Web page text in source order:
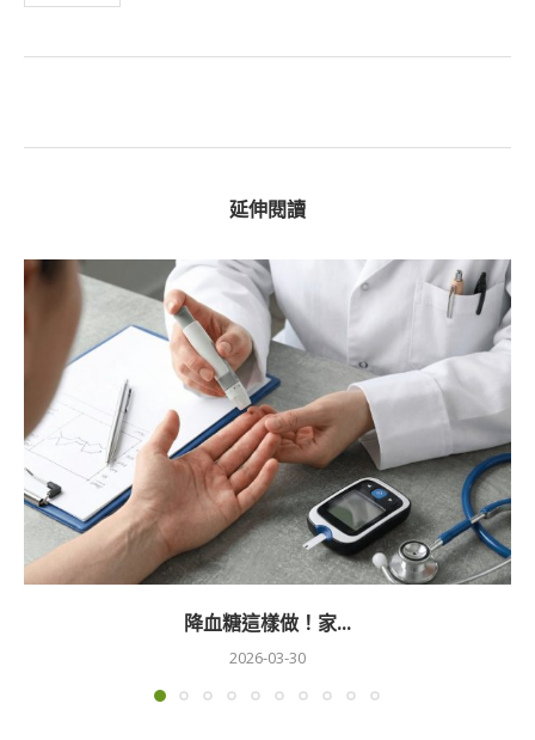
延伸閱讀
降血糖這樣做！家...
2026-03-30